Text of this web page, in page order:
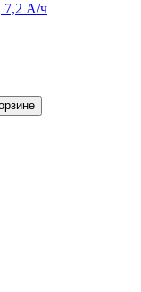
7,2 А/ч